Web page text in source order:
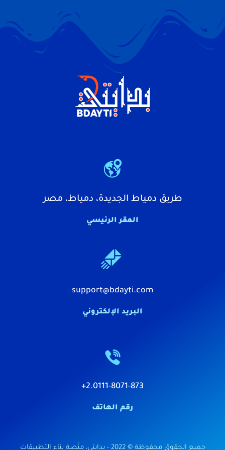
طريق دمياط الجديدة، دمياط، مصر
المقر الرئيسي
support@bdayti.com
البريد الإلكتروني
2.0111-8071-873+
رقم الهاتف
جميع الحقوق محفوظة © 2022 - بدايتي، منَصة بناء التطبيقات